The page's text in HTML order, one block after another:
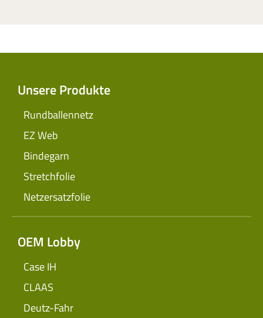
Unsere Produkte
Rundballennetz
EZ Web
Bindegarn
Stretchfolie
Netzersatzfolie
OEM Lobby
Case IH
CLAAS
Deutz-Fahr